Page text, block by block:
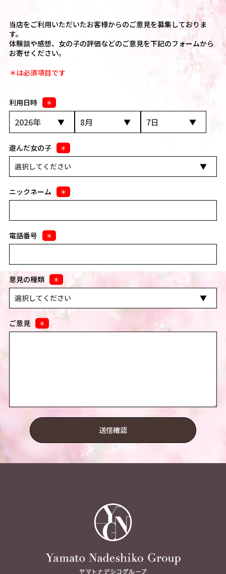
当店をご利用いただいたお客様からのご意見を募集しておりま
す。
体験談や感想、女の子の評価などのご意見を下記のフォームから
お寄せください。
＊は必須項目です
利用日時 ＊
遊んだ女の子 ＊
ニックネーム ＊
電話番号 ＊
意見の種類 ＊
ご意見 ＊